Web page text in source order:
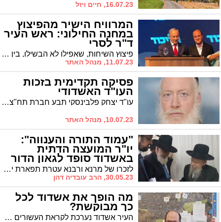
16.07.23, חיים ויזל
המרוויח הישיר מהפיצוץ
במחנה החילוני: ראש העיר
ד"ר לסרי
פיצוץ השיחות, שאפילו לא הבשילו, בין נכט לכצנלסון, סולל את דרכו של רה"ע לראשות העיר בפעם הרביעית. פרשנות
11.07.23, מנהל האתר
פסיקה תקדימית בזכות
העו"ד האשדודי
עו"ד יצחק פלבינסקי תבע חברת תח"צ שהתנערה מנזקי נכות שנגרמו לנוסע שהחליק בשלולית, זאת על אף שלטענתה הביטוח נועד לכסות נזקי תאונות ולא שלוליות. איך הושגה הפסיקה?
10.07.23, מנהל האתר
"עמוד התורה והענווה":
יו"ר המועצה הדתית
באשדוד סופד לגאון הדור
לזכרו של מרנא ורבנא עטרת תפארת ישראל מרן ראש הישיבה רבינו הגדול הגאון רבי ירחמיאל גרשון אדלשטיין זצוק"ל * הרב עובדיה דהן, יו"ר המועצה הדתית אשדוד, בנטפי תנחומין
30.05.23, הרב עובדיה דהן
מה הופך את אשדוד לכל
כך מבוקשת?
העיר אשדוד נערכת לקראת העשורים הבאים והפיכתה למטרופולין ענק עם למעלה מ-300 אלף תושבים הודות ליישום הסכם הגג בעיר * מה הופך את אשדוד לכל כך מבוקשת? * ראש מנהלת הסכם הגג באשדוד אייל דוידוביץ' במאמר מיוחד